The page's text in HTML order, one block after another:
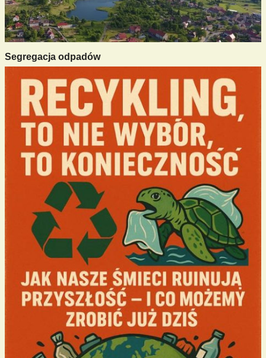
Segregacja odpadów